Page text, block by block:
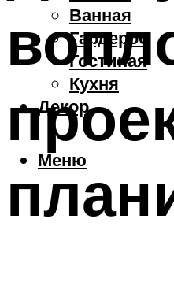
Ванная
Гардероб
Гостиная
Кухня
Декор
Меню